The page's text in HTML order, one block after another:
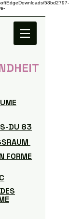
58bd2797-
DU 83
FORME